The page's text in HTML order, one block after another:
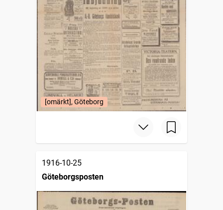
[omärkt], Göteborg
1916-10-25
Göteborgsposten